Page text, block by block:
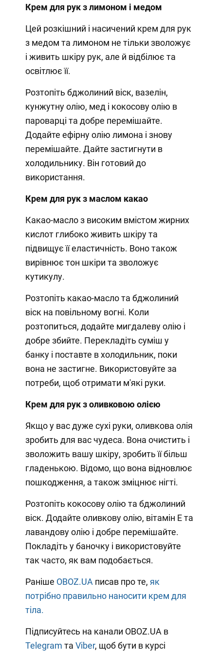
Крем для рук з лимоном і медом
Цей розкішний і насичений крем для рук
з медом та лимоном не тільки зволожує
і живить шкіру рук, але й відбілює та
освітлює її.
Розтопіть бджолиний віск, вазелін,
кунжутну олію, мед і кокосову олію в
пароварці та добре перемішайте.
Додайте ефірну олію лимона і знову
перемішайте. Дайте застигнути в
холодильнику. Він готовий до
використання.
Крем для рук з маслом какао
Какао-масло з високим вмістом жирних
кислот глибоко живить шкіру та
підвищує її еластичність. Воно також
вирівнює тон шкіри та зволожує
кутикулу.
Розтопіть какао-масло та бджолиний
віск на повільному вогні. Коли
розтопиться, додайте мигдалеву олію і
добре збийте. Перекладіть суміш у
банку і поставте в холодильник, поки
вона не застигне. Використовуйте за
потреби, щоб отримати м'які руки.
Крем для рук з оливковою олією
Якщо у вас дуже сухі руки, оливкова олія
зробить для вас чудеса. Вона очистить і
зволожить вашу шкіру, зробить її більш
гладенькою. Відомо, що вона відновлює
пошкодження, а також зміцнює нігті.
Розтопіть кокосову олію та бджолиний
віск. Додайте оливкову олію, вітамін Е та
лавандову олію і добре перемішайте.
Покладіть у баночку і використовуйте
так часто, як вам подобається.
Раніше OBOZ.UA писав про те, як
потрібно правильно наносити крем для
тіла.
Підписуйтесь на канали OBOZ.UA в
Telegram та Viber, щоб бути в курсі